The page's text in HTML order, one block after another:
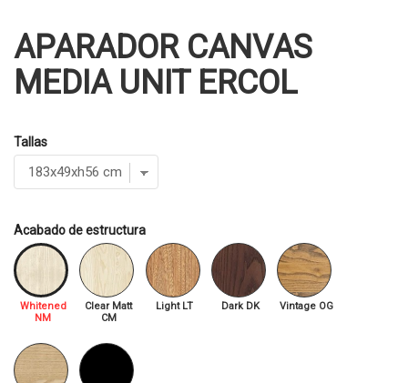
APARADOR CANVAS
MEDIA UNIT ERCOL
Tallas
Acabado de estructura
Whitened
NM
Clear Matt
CM
Light LT Dark DK Vintage OG